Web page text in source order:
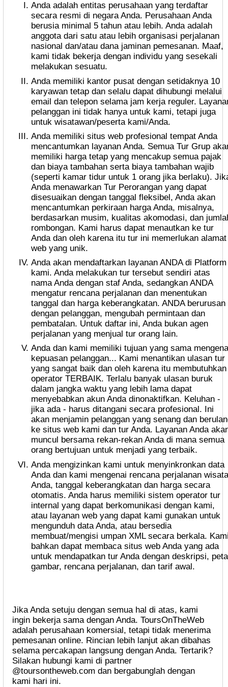
Anda adalah entitas perusahaan yang terdaftar
secara resmi di negara Anda. Perusahaan Anda
berusia minimal 5 tahun atau lebih. Anda adalah
anggota dari satu atau lebih organisasi perjalanan
nasional dan/atau dana jaminan pemesanan. Maaf,
kami tidak bekerja dengan individu yang sesekali
melakukan sesuatu.
Anda memiliki kantor pusat dengan setidaknya 10
karyawan tetap dan selalu dapat dihubungi melalui
email dan telepon selama jam kerja reguler.
pelanggan ini tidak hanya untuk kami, tetapi juga
untuk wisatawan/peserta kami/Anda.
Anda memiliki situs web profesional tempat Anda
mencantumkan layanan Anda. Semua Tur Grup
memiliki harga tetap yang mencakup semua pajak
dan biaya tambahan serta biaya tambahan wajib
(seperti kamar tidur untuk 1 orang jika berlaku).
Anda menawarkan Tur Perorangan yang dapat
disesuaikan dengan tanggal fleksibel, Anda akan
mencantumkan perkiraan harga Anda, misalnya,
berdasarkan musim, kualitas akomodasi, dan
rombongan. Kami harus dapat menautkan ke tur
Anda dan oleh karena itu tur ini memerlukan alamat
web yang unik.
Anda akan mendaftarkan layanan ANDA di Platform
kami. Anda melakukan tur tersebut sendiri atas
nama Anda dengan staf Anda, sedangkan ANDA
mengatur rencana perjalanan dan menentukan
tanggal dan harga keberangkatan. ANDA berurusan
dengan pelanggan, mengubah permintaan dan
pembatalan. Untuk daftar ini, Anda bukan agen
perjalanan yang menjual tur orang lain.
Anda dan kami memiliki tujuan yang sama mengenai
kepuasan pelanggan... Kami menantikan ulasan tur
yang sangat baik dan oleh karena itu membutuhkan
operator TERBAIK. Terlalu banyak ulasan buruk
dalam jangka waktu yang lebih lama dapat
menyebabkan akun Anda dinonaktifkan. Keluhan -
jika ada - harus ditangani secara profesional. Ini
akan menjamin pelanggan yang senang dan
ke situs web kami dan tur Anda. Layanan Anda
muncul bersama rekan-rekan Anda di mana semua
orang bertujuan untuk menjadi yang terbaik.
Anda mengizinkan kami untuk menyinkronkan data
Anda dan kami mengenai rencana perjalanan
Anda, tanggal keberangkatan dan harga secara
otomatis. Anda harus memiliki sistem operator tur
internal yang dapat berkomunikasi dengan kami,
atau layanan web yang dapat kami gunakan untuk
mengunduh data Anda, atau bersedia
membuat/mengisi umpan XML secara berkala.
bahkan dapat membaca situs web Anda yang ada
untuk mendapatkan tur Anda dengan deskripsi,
gambar, rencana perjalanan, dan tarif awal.
Jika Anda setuju dengan semua hal di atas, kami
ingin bekerja sama dengan Anda. ToursOnTheWeb
adalah perusahaan komersial, tetapi tidak menerima
pemesanan online. Rincian lebih lanjut akan dibahas
selama percakapan langsung dengan Anda. Tertarik?
Silakan hubungi kami di partner
@toursontheweb.com dan bergabunglah dengan
kami hari ini.